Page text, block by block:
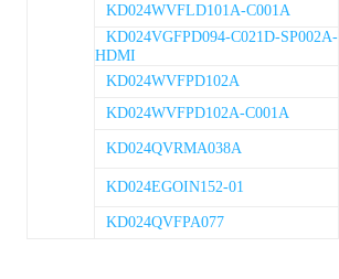
KD024WVFLD101A-C001A
KD024VGFPD094-C021D-SP002A-
HDMI
KD024WVFPD102A
KD024WVFPD102A-C001A
KD024QVRMA038A
KD024EGOIN152-01
KD024QVFPA077